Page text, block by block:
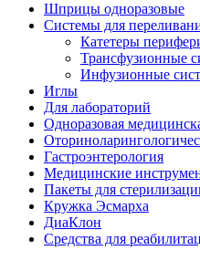
Шприцы одноразовые
Системы для
Катетеры
Трансфузионные
Инфузионные
Иглы
Для лабораторий
Одноразовая
Гастроэнтерология
Медицинские
Пакеты для
Кружка Эсмарха
ДиаКлон
Средства для